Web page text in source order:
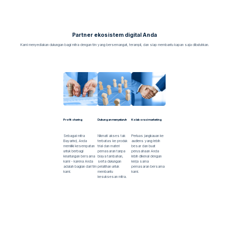
Partner ekosistem digital Anda
Kami menyediakan dukungan bagi mitra dengan tim yang bersemangat, terampil, dan siap membantu kapan saja dibutuhkan.
Profit sharing
Sebagai mitra
Bayarind, Anda
memiliki kesempatan
untuk berbagi
keuntungan bersama
kami - karena Anda
adalah bagian dari tim
kami.
Dukungan menyeluruh
Nikmati akses tak
terbatas ke produk
trial dan materi
pemasaran tanpa
biaya tambahan,
serta dukungan
pelatihan untuk
membantu
kesuksesan mitra.
Kolaborasi marketing
Perluas jangkauan ke
audiens yang lebih
besar dan buat
perusahaan Anda
lebih dikenal dengan
kerja sama
pemasaran bersama
kami.